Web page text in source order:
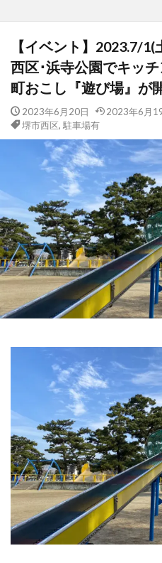
【イベント】2023.7/
西区･浜寺公園でキッ
町おこし『遊び場』が
2023年6月20日 2023年6月
堺市西区, 駐車場有